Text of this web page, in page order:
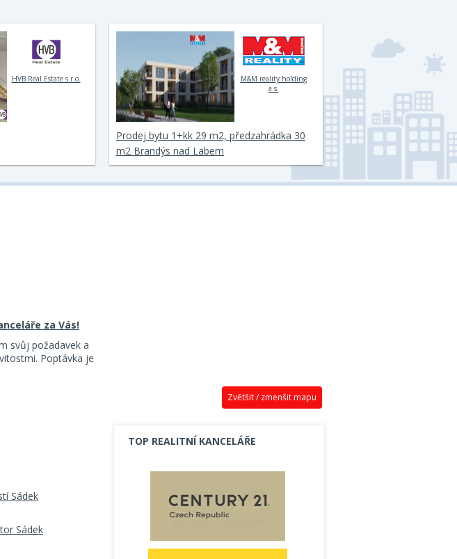
HVB Real Estate s.r.o.
M&M reality holding
a.s.
Prodej bytu 1+kk 29 m2, předzahrádka 30
m2 Brandýs nad Labem
za Vás!
svůj požadavek a
Poptávka je
Sádek
Sádek
Zvětšit / zmenšit mapu
TOP REALITNÍ KANCELÁŘE